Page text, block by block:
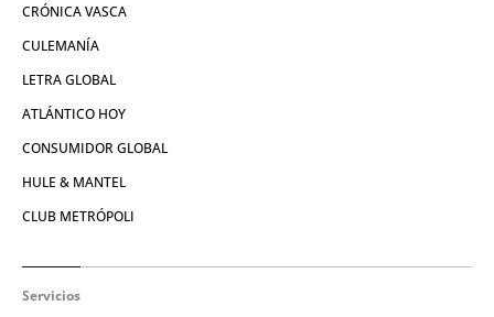
CRÓNICA VASCA
CULEMANÍA
LETRA GLOBAL
ATLÁNTICO HOY
CONSUMIDOR GLOBAL
HULE & MANTEL
CLUB METRÓPOLI
Servicios